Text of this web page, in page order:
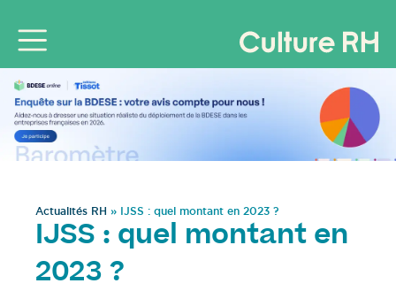
Actualités RH » IJSS : quel montant en 2023 ?
IJSS : quel montant en
2023 ?